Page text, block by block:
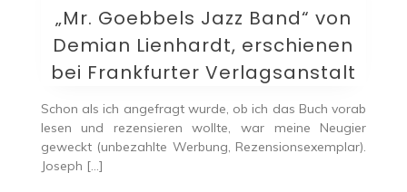
„Mr. Goebbels Jazz Band“ von
Demian Lienhardt, erschienen
bei Frankfurter Verlagsanstalt
Schon als ich angefragt wurde, ob ich das Buch vorab
lesen und rezensieren wollte, war meine Neugier
geweckt (unbezahlte Werbung, Rezensionsexemplar).
Joseph […]